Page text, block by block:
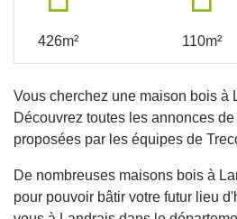
426m² 110m²
Vous cherchez une maison bois à
Découvrez toutes les annonces
proposées par les équipes de
De nombreuses maisons bois à
pour pouvoir bâtir votre futur lieu